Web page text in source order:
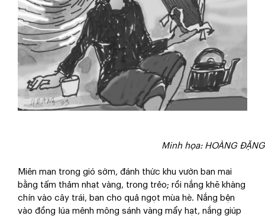
Minh họa: HOÀNG ĐẶNG
Miên man trong gió sớm, đánh thức khu vườn ban mai
bằng tấm thảm nhạt vàng, trong trẻo; rồi nắng khẽ khàng
chín vào cây trái, ban cho quả ngọt mùa hè. Nắng bện
vào đồng lúa mênh mông sánh vàng mẩy hạt, nắng giúp